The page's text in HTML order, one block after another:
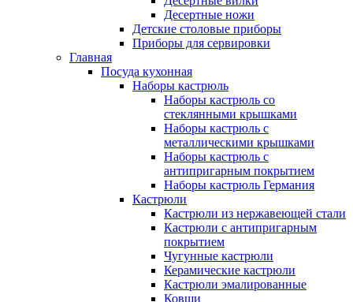
Десертные ножи
Детские столовые приборы
Приборы для сервировки
Главная
Посуда кухонная
Наборы кастрюль
Наборы кастрюль со
стеклянными крышками
Наборы кастрюль с
металлическими крышками
Наборы кастрюль с
антипригарным покрытием
Наборы кастрюль Германия
Кастрюли
Кастрюли из нержавеющей стали
Кастрюли с антипригарным
покрытием
Чугунные кастрюли
Керамические кастрюли
Кастрюли эмалированные
Ковши